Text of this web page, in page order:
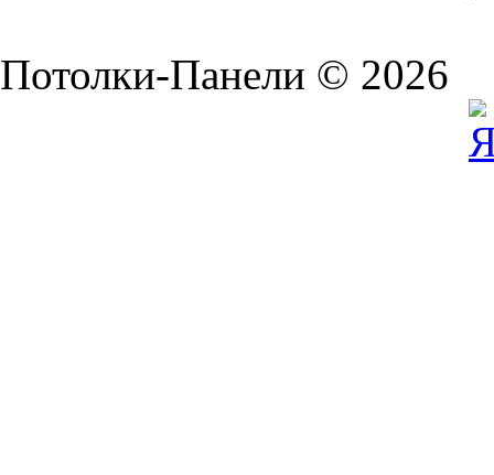
Потолки-Панели © 2026